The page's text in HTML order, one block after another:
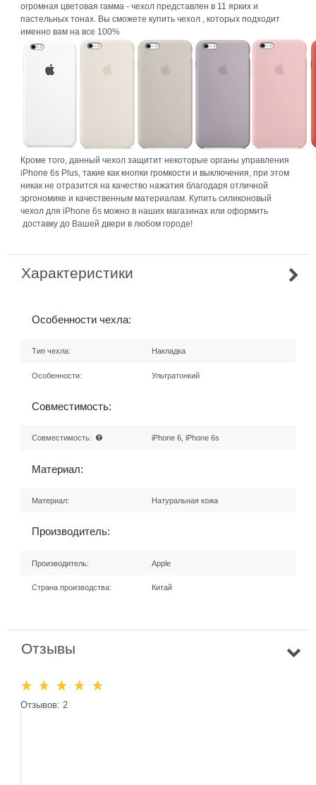
огромная цветовая гамма - чехол представлен в 11 ярких и
пастельных тонах. Вы сможете купить чехол , которых подходит
именно вам на все 100%
Кроме того, данный чехол защитит некоторые органы управления
iPhone 6s Plus, такие как кнопки громкости и выключения, при этом
никак не отразится на качество нажатия благодаря отличной
эргономике и качественным материалам. Купить силиконовый
чехол для iPhone 6s можно в наших магазинах или оформить
доставку до Вашей двери в любом городе!
Характеристики
Особенности чехла:
Тип чехла: Накладка
Особенности: Ультратонкий
Совместимость:
Совместимость: iPhone 6, iPhone 6s
Материал:
Материал: Натуральная кожа
Производитель:
Производитель: Apple
Страна производства: Китай
Отзывы
Отзывов: 2